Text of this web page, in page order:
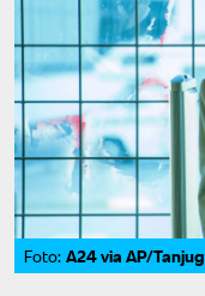
Foto: A24 via AP/Tanjug